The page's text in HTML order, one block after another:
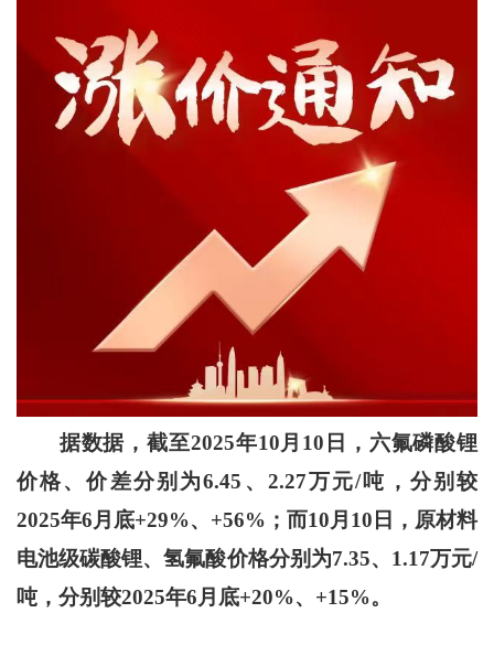
据数据，截至2025年10月10日，六氟磷酸锂
价格、价差分别为6.45、2.27万元/吨，分别较
2025年6月底+29%、+56%；而10月10日，原材料
电池级碳酸锂、氢氟酸价格分别为7.35、1.17万元/
吨，分别较2025年6月底+20%、+15%。